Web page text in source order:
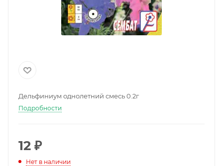
Дельфиниум однолетний смесь 0.2г
Подробности
12 ₽
Нет в наличии